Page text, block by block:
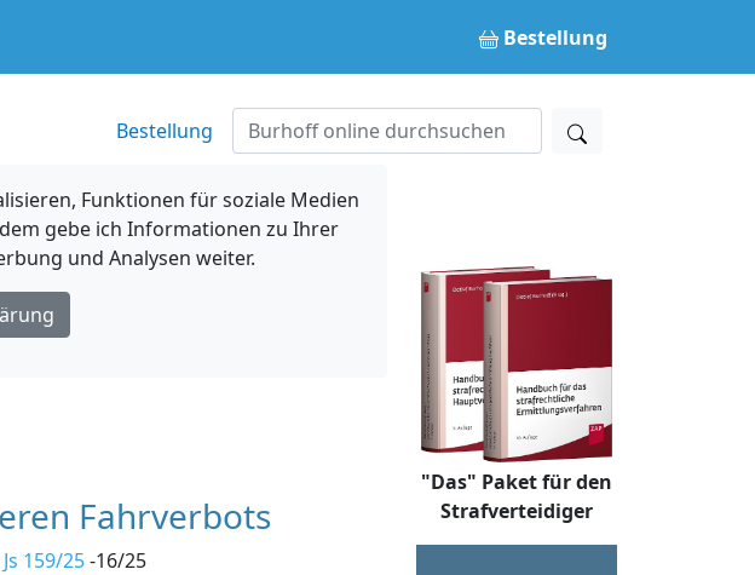
Bestellung
Bestellung
Funktionen für soziale Medien
gebe ich Informationen zu Ihrer
und Analysen weiter.
Fahrverbots
159/25-16/25
"Das" Paket für den
Strafverteidiger